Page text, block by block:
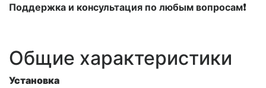
Поддержка и консультация по любым вопросам❗
Общие характеристики
Установка